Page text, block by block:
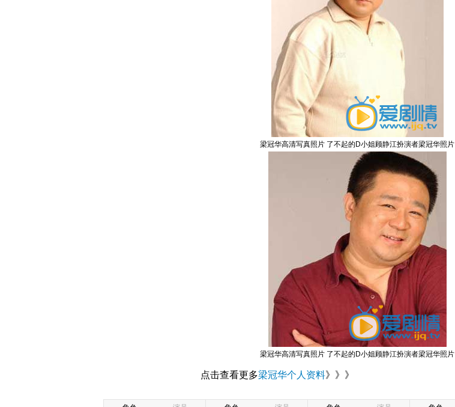
梁冠华高清写真照片 了不起的D小姐顾静江扮演者梁冠华照片
梁冠华高清写真照片 了不起的D小姐顾静江扮演者梁冠华照片
点击查看更多梁冠华个人资料》》》